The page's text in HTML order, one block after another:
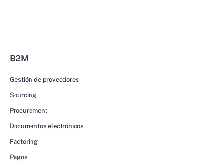
B2M
Gestión de proveedores
Sourcing
Procurement
Documentos electrónicos
Factoring
Pagos